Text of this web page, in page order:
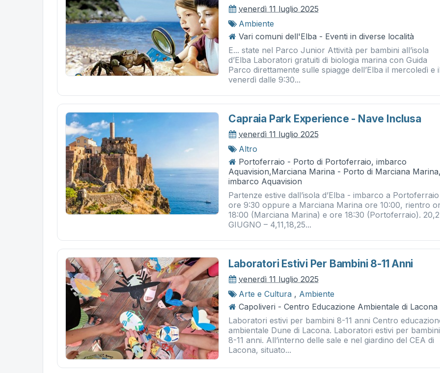
venerdì 11 luglio 2025
Ambiente
Vari comuni dell'Elba - Eventi in diverse località
E... state nel Parco Junior Attività per bambini all’isola
d’Elba Laboratori gratuiti di biologia marina con Guida
Parco direttamente sulle spiagge dell’Elba il mercoledì e
venerdì dalle 9:30...
Capraia Park Experience - Nave Inclusa
venerdì 11 luglio 2025
Altro
Portoferraio - Porto di Portoferraio, imbarco
Aquavision,Marciana Marina - Porto di Marciana
imbarco Aquavision
Partenze estive dall’isola d’Elba - imbarco a Portoferraio
ore 9:30 oppure a Marciana Marina ore 10:00, rientro
18:00 (Marciana Marina) e ore 18:30 (Portoferraio).
GIUGNO – 4,11,18,25...
Laboratori Estivi Per Bambini 8-11 Anni
venerdì 11 luglio 2025
Arte e Cultura , Ambiente
Capoliveri - Centro Educazione Ambientale di Lacona
Laboratori estivi per bambini 8-11 anni Centro
ambientale Dune di Lacona. Laboratori estivi per
8-11 anni. All’interno delle sale e nel giardino del CEA di
Lacona, situato...